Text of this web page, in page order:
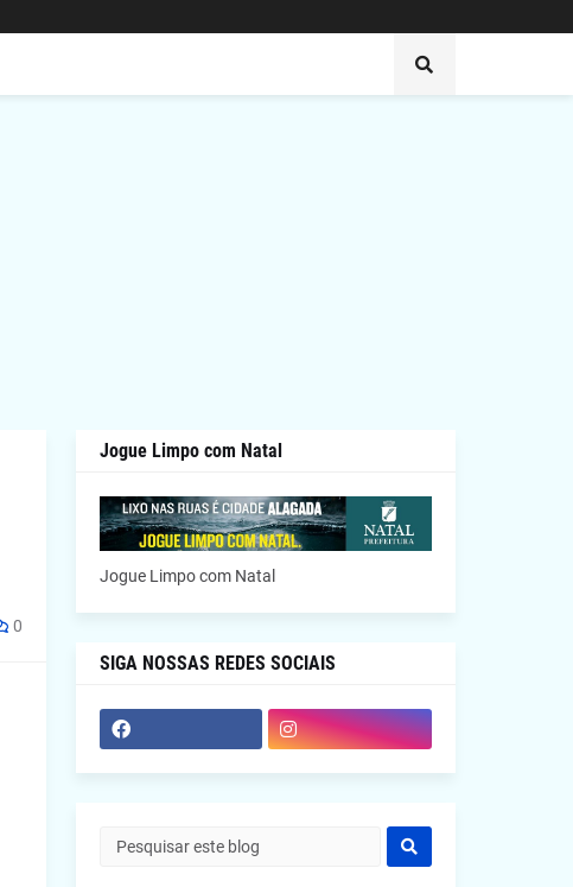
0
Jogue Limpo com Natal
Jogue Limpo com Natal
SIGA NOSSAS REDES SOCIAIS